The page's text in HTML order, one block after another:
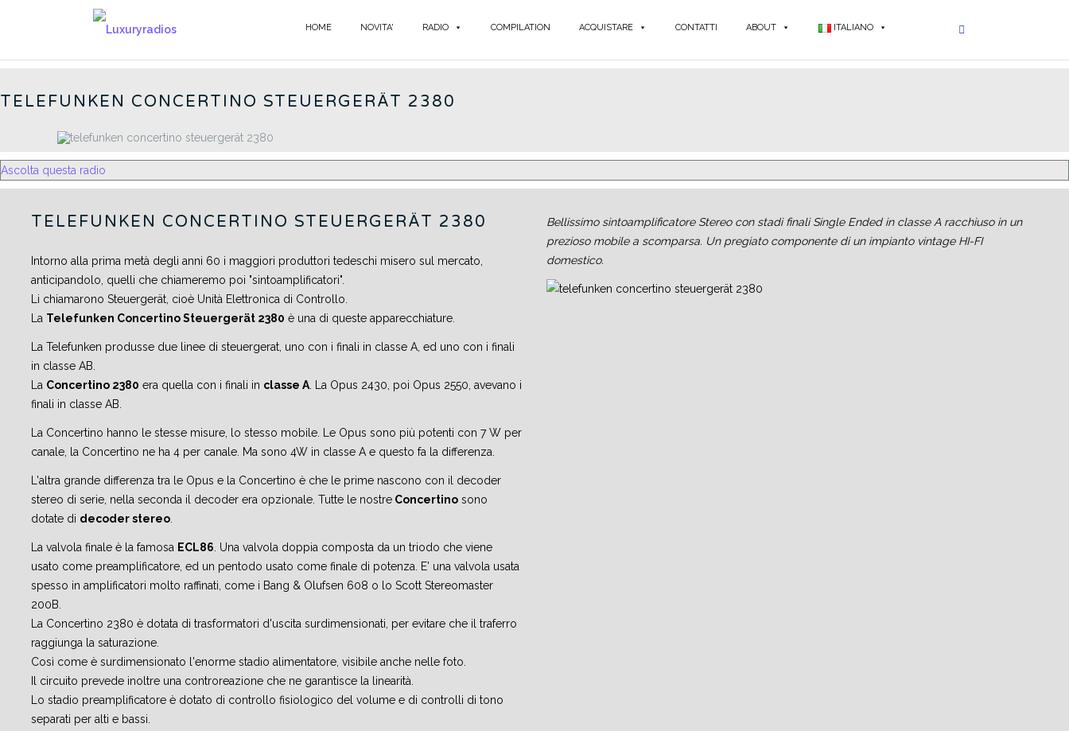
HOME NOVITA' RADIO COMPILATION ACQUISTARE CONTATTI ABOUT ITALIANO
TELEFUNKEN CONCERTINO STEUERGERÄT 2380
Ascolta questa radio
TELEFUNKEN CONCERTINO STEUERGERÄT 2380
Intorno alla prima metà degli anni 60 i maggiori produttori tedeschi misero sul mercato,
anticipandolo, quelli che chiameremo poi "sintoamplificatori".
Li chiamarono Steuergerät, cioè Unità Elettronica di Controllo.
La Telefunken Concertino Steuergerät 2380 è una di queste apparecchiature.
La Telefunken produsse due linee di steuergerat, uno con i finali in classe A, ed uno con i finali
in classe AB.
La Concertino 2380 era quella con i finali in classe A . La Opus 2430, poi Opus 2550, avevano i
finali in classe AB.
La Concertino hanno le stesse misure, lo stesso mobile. Le Opus sono più potenti con 7 W per
canale, la Concertino ne ha 4 per canale. Ma sono 4W in classe A e questo fa la differenza.
L'altra grande differenza tra le Opus e la Concertino è che le prime nascono con il decoder
stereo di serie, nella seconda il decoder era opzionale. Tutte le nostre Concertino sono
dotate di decoder stereo
La valvola finale è la famosa ECL86 . Una valvola doppia composta da un triodo che viene
usato come preamplificatore, ed un pentodo usato come finale di potenza. E' una valvola usata
spesso in amplificatori molto raffinati, come i Bang & Olufsen 608 o lo Scott Stereomaster
200B.
La Concertino 2380 è dotata di trasformatori d'uscita surdimensionati, per evitare che il traferro
raggiunga la saturazione.
Così come è surdimensionato l'enorme stadio alimentatore, visibile anche nelle foto.
Il circuito prevede inoltre una controreazione che ne garantisce la linearità.
Lo stadio preamplificatore è dotato di controllo fisiologico del volume e di controlli di tono
separati per alti e bassi.
Bellissimo sintoamplificatore Stereo con stadi finali Single Ended in classe A racchiuso in un
prezioso mobile a scomparsa. Un pregiato componente di un impianto vintage HI-FI
domestico.